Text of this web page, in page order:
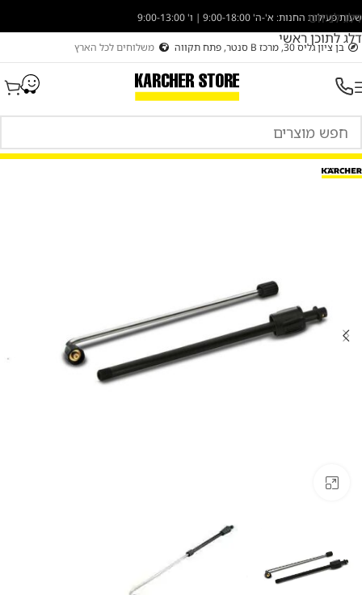
דלג לניווט
דלג לתוכן ראשי
שעות פעילות החנות: א'-ה' 9:00-18:00 | ו' 9:00-13:00
בן ציון גליס 30, מרכז B סנטר, פתח תקווה משלוחים לכל הארץ